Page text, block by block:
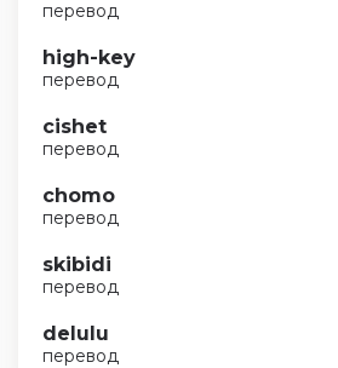
перевод
high-key
перевод
cishet
перевод
chomo
перевод
skibidi
перевод
delulu
перевод